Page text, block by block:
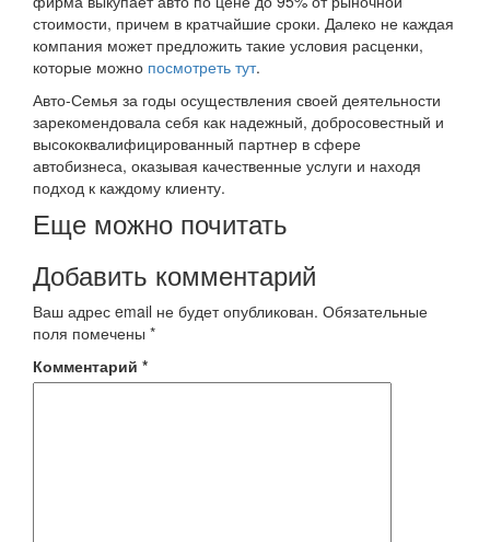
стоимости, причем в кратчайшие сроки. Далеко не каждая
компания может предложить такие условия расценки,
которые можно посмотреть тут.
Авто-Семья за годы осуществления своей деятельности
зарекомендовала себя как надежный, добросовестный и
высококвалифицированный партнер в сфере
автобизнеса, оказывая качественные услуги и находя
подход к каждому клиенту.
Еще можно почитать
Добавить комментарий
Ваш адрес email не будет опубликован. Обязательные
поля помечены *
Комментарий *